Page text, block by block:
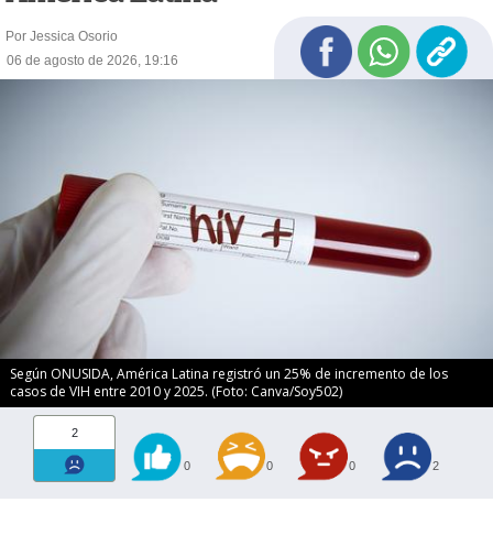
Por Jessica Osorio
06 de agosto de 2026, 19:16
Según ONUSIDA, América Latina registró un 25% de incremento de los
casos de VIH entre 2010 y 2025. (Foto: Canva/Soy502)
2
0 0 0 2